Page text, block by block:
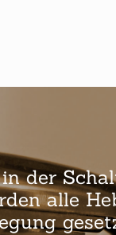
der
alle